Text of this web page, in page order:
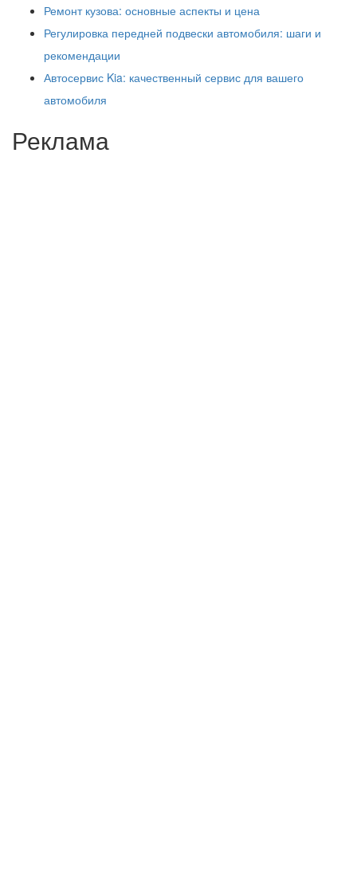
Ремонт кузова: основные аспекты и цена
Регулировка передней подвески автомобиля: шаги и
рекомендации
Автосервис Kia: качественный сервис для вашего
автомобиля
Реклама